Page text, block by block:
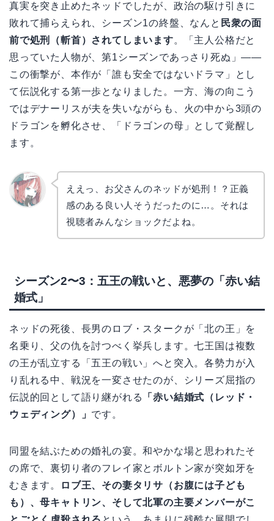
真実を突き止めたネッドでしたが、政治の駆け引きに
敗れて捕らえられ、シーズン1の終盤、なんと 民衆の面
前で処刑（斬首）されてしまいます。「主人公格だと
思っていた人物が、第1シーズンであっさり死ぬ」――
この衝撃が、本作が「誰も安全ではないドラマ」とし
て伝説化する第一歩となりました。一方、海の向こう
ではデナーリスが夫を失いながらも、火の中から3頭の
ドラゴンを孵化させ、「ドラゴンの母」として覚醒し
ます。
ええっ、お父さんのネッドが処刑！？正義
感のある良い人そうだったのに…。それは
視聴者みんなショックだよね。
シーズン2〜3：五王の戦いと、悪夢の「赤い結
婚式」
ネッドの死後、長男のロブ・スタークが「北の王」を
名乗り、父の仇を討つべく挙兵します。七王国は複数
の王が乱立する「五王の戦い」へと突入。各勢力が入
り乱れる中、戦況を一変させたのが、シリーズ屈指の
伝説的回として語り継がれる
「赤い結婚式（レッド・
ウェディング）」 です。
同盟を結ぶための婚礼の宴。和やかな場と思われたそ
の席で、裏切り者のフレイ家とボルトン家が突如牙を
むきます。
ロブ王、その妻タリサ（お腹には子ども
も）、母キャトリン、そして北軍の主要メンバーがこ